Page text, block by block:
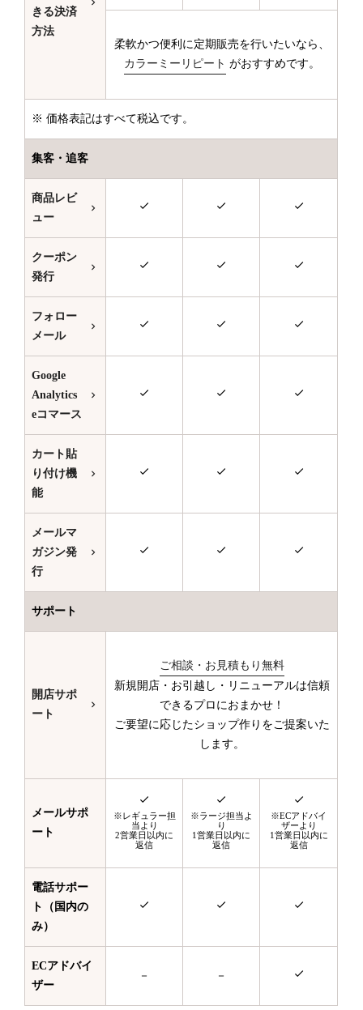
きる決済
方法
柔軟かつ便利に定期販売を行いたいなら、
カラーミーリピート がおすすめです。
※ 価格表記はすべて税込です。
集客・追客
商品レビ
ュー
クーポン
発行
フォロー
メール
Google
Analytics
eコマース
カート貼
り付け機
能
メールマ
ガジン発
行
サポート
開店サポ
ート
ご相談・お見積もり無料
新規開店・お引越し・リニューアルは信頼
できるプロにおまかせ！
ご要望に応じたショップ作りをご提案いた
します。
メールサポ
ート
※レギュラー担
当より
2営業日以内に
返信
※ラージ担当よ
り
1営業日以内に
返信
※ECアドバイ
ザーより
1営業日以内に
返信
電話サポー
ト（国内の
み）
ECアドバイ
ザー
－ －